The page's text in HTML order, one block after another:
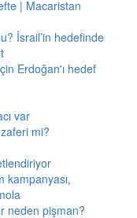
| Macaristan
İsrail’in hedefinde
Erdoğan'ı hedef
var
mi?
kampanyası,
neden pişman?